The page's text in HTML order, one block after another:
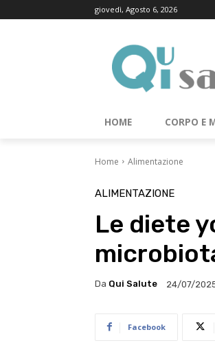
giovedì, Agosto 6, 2026
HOME CORPO E
Home Alimentazione
ALIMENTAZIONE
Le diete
Da Qui Salute 24/07/
Facebook